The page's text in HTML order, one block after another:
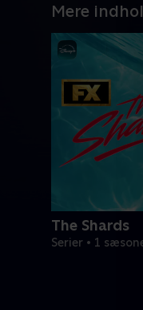
Mere
The Shards
Serier • 1